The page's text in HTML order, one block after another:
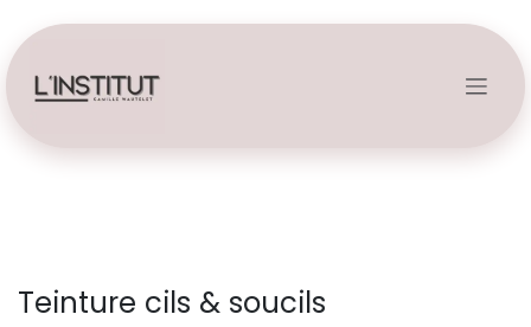
Teinture cils & soucils